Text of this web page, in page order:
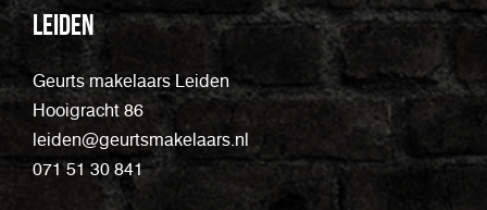
Leiden
Geurts makelaars Leiden
Hooigracht 86
leiden@geurtsmakelaars.nl
071 51 30 841